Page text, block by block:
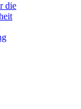
die